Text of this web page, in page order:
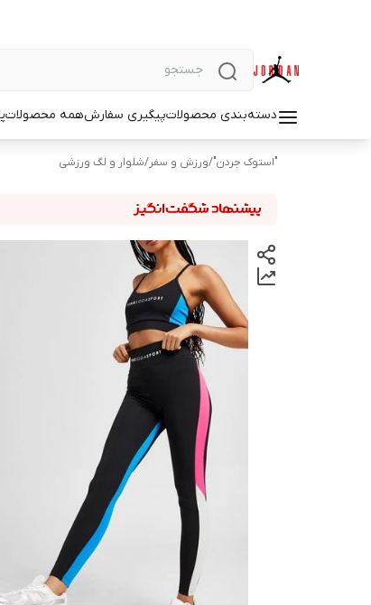
دسته‌بندی محصولاتپیگیری سفارشهمه محصولات
"استوک جردن"/ورزش و سفر/شلوار و لگ ورزشی